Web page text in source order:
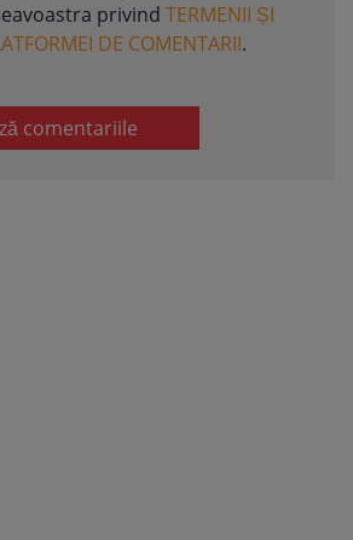
privind TERMENII ȘI
DE COMENTARII.
comentariile